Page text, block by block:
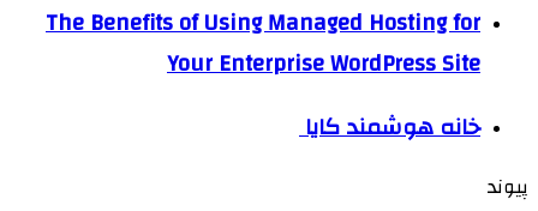
The Benefits of Using Managed Hosting for
Your Enterprise WordPress Site
خانه هوشمند کایا
پیوند